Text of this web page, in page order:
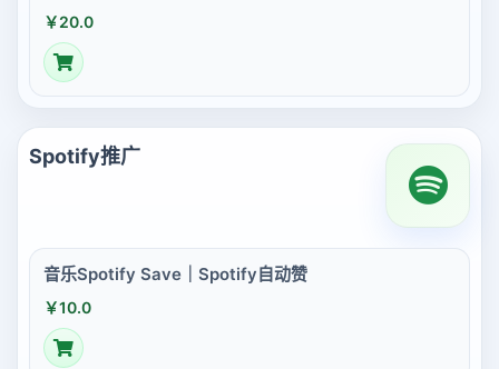
￥20.0
Spotify推广
音乐Spotify Save｜Spotify自动赞
￥10.0